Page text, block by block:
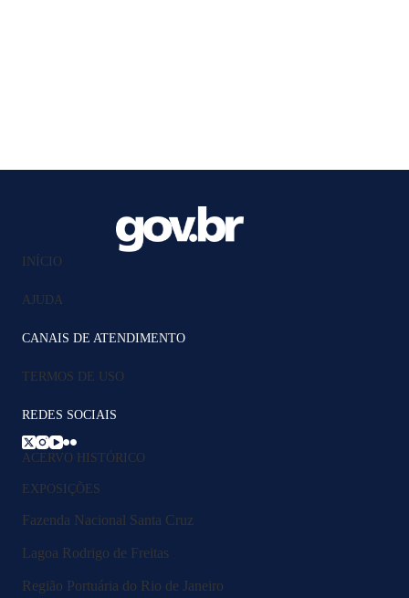
INÍCIO
AJUDA
CANAIS DE ATENDIMENTO
TERMOS DE USO
REDES SOCIAIS
ACERVO HISTÓRICO
EXPOSIÇÕES
Fazenda Nacional Santa Cruz
Lagoa Rodrigo de Freitas
Região Portuária do Rio de Janeiro